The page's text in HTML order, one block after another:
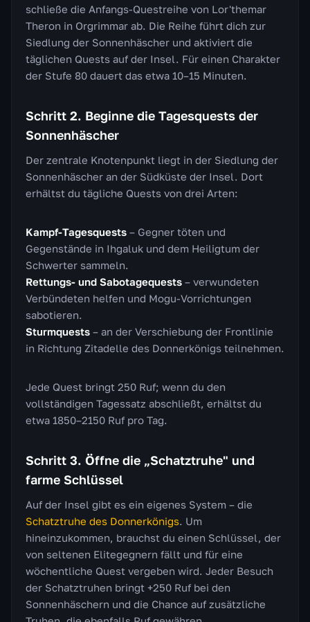
schließe die Anfangs-Questreihe von Lor'themar
Theron in Orgrimmar ab. Die Reihe führt dich zur
Siedlung der Sonnenhäscher und aktiviert die
täglichen Quests auf der Insel. Für einen Charakter
der Stufe 80 dauert das etwa 10–15 Minuten.
Schritt 2. Beginne die Tagesquests der
Sonnenhäscher
Der zentrale Knotenpunkt liegt in der Siedlung der
Sonnenhäscher an der Südküste der Insel. Dort
erhältst du tägliche Quests von drei Arten:
Kampf-Tagesquests – Gegner töten und
Gegenstände in Ihgaluk und dem Heiligtum der
Schwerter sammeln.
Rettungs- und Sabotagequests – verwundeten
Verbündeten helfen und Mogu-Vorrichtungen
sabotieren.
Sturmquests – an der Verschiebung der Frontlinie
in Richtung Zitadelle des Donnerkönigs teilnehmen.
Jede Quest bringt 250 Ruf; wenn du den
vollständigen Tagessatz abschließt, erhältst du
etwa 1850–2150 Ruf pro Tag.
Schritt 3. Öffne die „Schatztruhe" und
farme Schlüssel
Auf der Insel gibt es ein eigenes System – die
Schatztruhe des Donnerkönigs. Um
hineinzukommen, brauchst du einen Schlüssel, der
von seltenen Elitegegnern fällt und für eine
wöchentliche Quest vergeben wird. Jeder Besuch
der Schatztruhen bringt +250 Ruf bei den
Sonnenhäschern und die Chance auf zusätzliche